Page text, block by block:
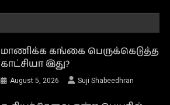
மாணிக்க கங்கை பெருக்கெடுத்த
காட்சியா இது?
August 5, 2026 Suji Shabeedhran